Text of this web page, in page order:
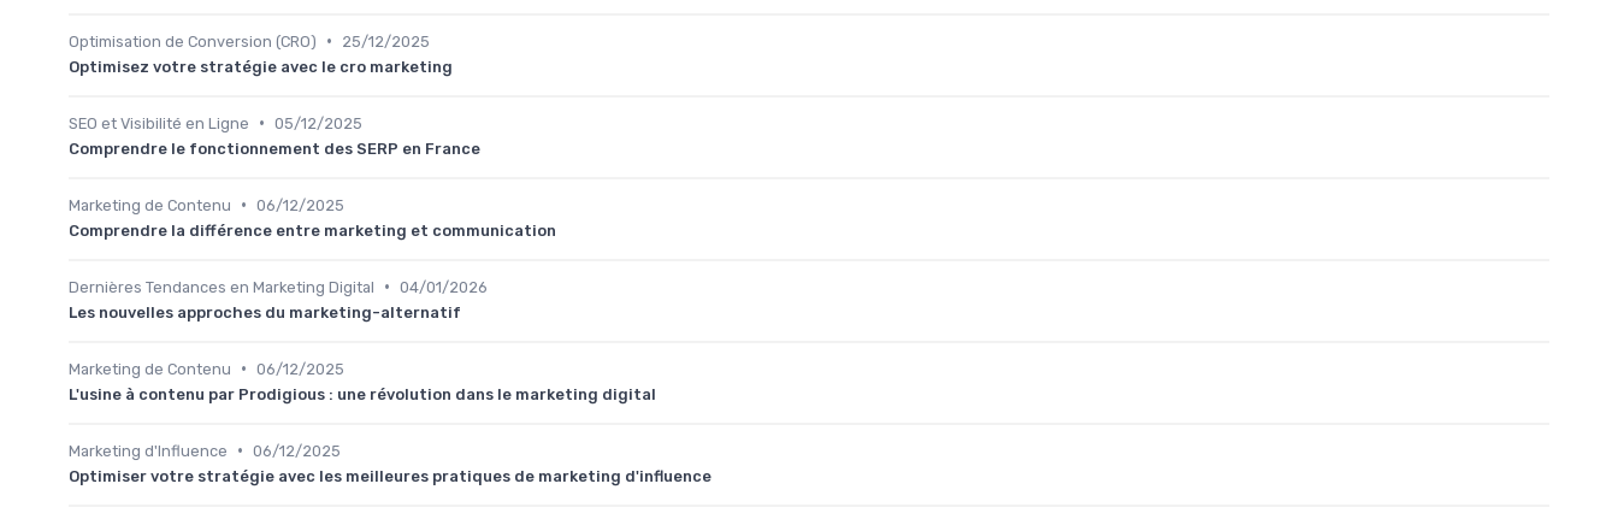
Optimisation de Conversion (CRO) •
25/12/2025
Optimisez votre stratégie avec le cro marketing
SEO et Visibilité en Ligne • 05/12/2025
Comprendre le fonctionnement des SERP en France
Marketing de Contenu • 06/12/2025
Comprendre la différence entre marketing et communication
Dernières Tendances en Marketing Digital • 04/01/2026
Les nouvelles approches du marketing-alternatif
Marketing de Contenu • 06/12/2025
L'usine à contenu par Prodigious : une révolution dans le marketing digital
Marketing d'Influence • 06/12/2025
Optimiser votre stratégie avec les meilleures pratiques de marketing d'influence